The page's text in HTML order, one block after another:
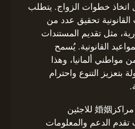
خطوات الزواج. يتطلب
القانونية تحقيق عدد من
مثل تقديم المستندات
القانونية. يُسمح
مواطني ألمانيا، وهذا
بتعزيز التنوع واحترام
تتواجد في ألمانيا مراكز婚姻 للاجئين
تقدم الدعم والمعلومات